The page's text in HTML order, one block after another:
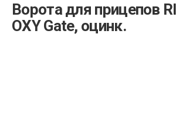
Ворота для прицепов
OXY Gate, оцинк.